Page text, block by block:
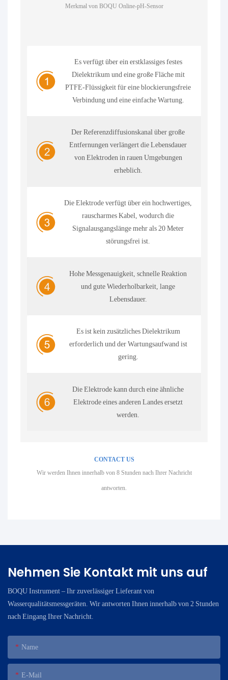
Merkmal von BOQU Online-pH-Sensor
Es verfügt über ein erstklassiges festes
Dielektrikum und eine große Fläche mit
PTFE-Flüssigkeit für eine blockierungsfreie
Verbindung und eine einfache Wartung.
Der Referenzdiffusionskanal über große
Entfernungen verlängert die Lebensdauer
von Elektroden in rauen Umgebungen
erheblich.
Die Elektrode verfügt über ein hochwertiges,
rauscharmes Kabel, wodurch die
Signalausgangslänge mehr als 20 Meter
störungsfrei ist.
Hohe Messgenauigkeit, schnelle Reaktion
und gute Wiederholbarkeit, lange
Lebensdauer.
Es ist kein zusätzliches Dielektrikum
erforderlich und der Wartungsaufwand ist
gering.
Die Elektrode kann durch eine ähnliche
Elektrode eines anderen Landes ersetzt
werden.
CONTACT US
Wir werden Ihnen innerhalb von 8 Stunden nach Ihrer Nachricht
antworten.
Nehmen Sie Kontakt mit uns auf
BOQU Instrument – ​​Ihr zuverlässiger Lieferant von
Wasserqualitätsmessgeräten. Wir antworten Ihnen innerhalb von 2 Stunden
nach Eingang Ihrer Nachricht.
Name
E-Mail